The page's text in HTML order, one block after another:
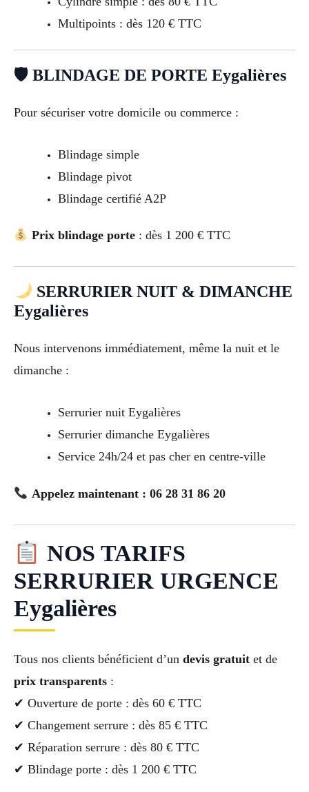
Multipoints : dès 120 € TTC
🛡 BLINDAGE DE PORTE Eygalières
Pour sécuriser votre domicile ou commerce :
Blindage simple
Blindage pivot
Blindage certifié A2P
Prix blindage porte: dès 1 200 € TTC
SERRURIER NUIT & DIMANCHE
Eygalières
Nous intervenons immédiatement, même la nuit et le
dimanche :
Serrurier nuit Eygalières
Serrurier dimanche Eygalières
Service 24h/24 et pas cher en centre-ville
Appelez maintenant : 06 28 31 86 20
NOS TARIFS
SERRURIER URGENCE
Eygalières
Tous nos clients bénéficient d’un devis gratuit et de
prix transparents :
✔ Ouverture de porte : dès 60 € TTC
✔ Changement serrure : dès 85 € TTC
✔ Réparation serrure : dès 80 € TTC
✔ Blindage porte : dès 1 200 € TTC